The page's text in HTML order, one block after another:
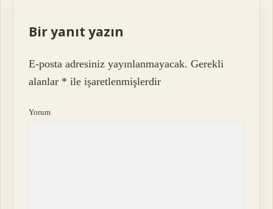
Bir yanıt yazın
E-posta adresiniz yayınlanmayacak. Gerekli
alanlar * ile işaretlenmişlerdir
Yorum